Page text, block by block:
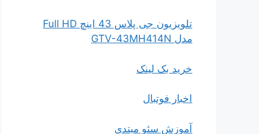
تلویزیون جی پلاس 43 اینچ Full HD
مدل GTV-43MH414N
خرید بک لینک
اخبار فوتبال
آموزش سئو مبتدی